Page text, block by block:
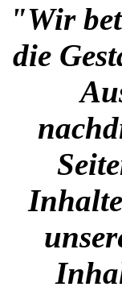
"Wir
die